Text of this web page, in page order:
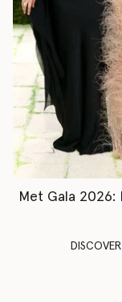
Met Gala 2026: